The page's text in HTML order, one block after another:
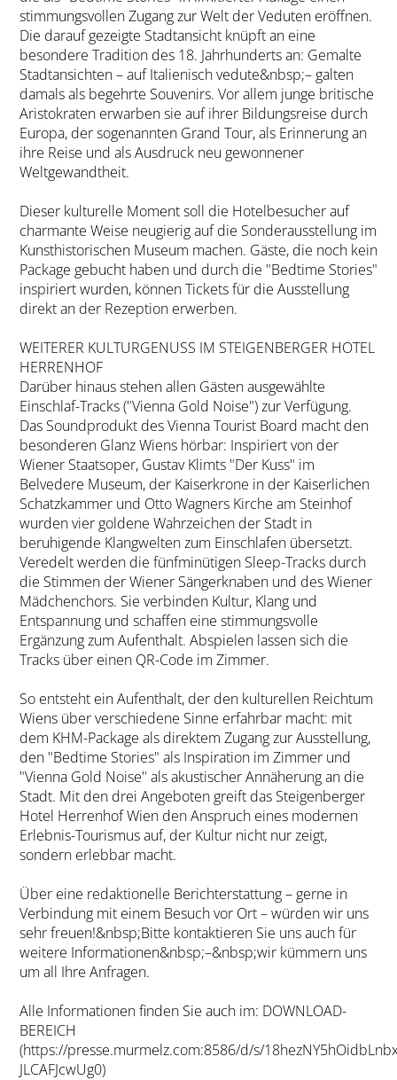
stimmungsvollen Zugang zur Welt der Veduten eröffnen.
Die darauf gezeigte Stadtansicht knüpft an eine
besondere Tradition des 18. Jahrhunderts an: Gemalte
Stadtansichten – auf Italienisch vedute&nbsp;– galten
damals als begehrte Souvenirs. Vor allem junge britische
Aristokraten erwarben sie auf ihrer Bildungsreise durch
Europa, der sogenannten Grand Tour, als Erinnerung an
ihre Reise und als Ausdruck neu gewonnener
Weltgewandtheit.
Dieser kulturelle Moment soll die Hotelbesucher auf
charmante Weise neugierig auf die Sonderausstellung im
Kunsthistorischen Museum machen. Gäste, die noch kein
Package gebucht haben und durch die "Bedtime Stories"
inspiriert wurden, können Tickets für die Ausstellung
direkt an der Rezeption erwerben.
WEITERER KULTURGENUSS IM STEIGENBERGER HOTEL
HERRENHOF
Darüber hinaus stehen allen Gästen ausgewählte
Einschlaf-Tracks ("Vienna Gold Noise") zur Verfügung.
Das Soundprodukt des Vienna Tourist Board macht den
besonderen Glanz Wiens hörbar: Inspiriert von der
Wiener Staatsoper, Gustav Klimts "Der Kuss" im
Belvedere Museum, der Kaiserkrone in der Kaiserlichen
Schatzkammer und Otto Wagners Kirche am Steinhof
wurden vier goldene Wahrzeichen der Stadt in
beruhigende Klangwelten zum Einschlafen übersetzt.
Veredelt werden die fünfminütigen Sleep-Tracks durch
die Stimmen der Wiener Sängerknaben und des Wiener
Mädchenchors. Sie verbinden Kultur, Klang und
Entspannung und schaffen eine stimmungsvolle
Ergänzung zum Aufenthalt. Abspielen lassen sich die
Tracks über einen QR-Code im Zimmer.
So entsteht ein Aufenthalt, der den kulturellen Reichtum
Wiens über verschiedene Sinne erfahrbar macht: mit
dem KHM-Package als direktem Zugang zur Ausstellung,
den "Bedtime Stories" als Inspiration im Zimmer und
"Vienna Gold Noise" als akustischer Annäherung an die
Stadt. Mit den drei Angeboten greift das Steigenberger
Hotel Herrenhof Wien den Anspruch eines modernen
Erlebnis-Tourismus auf, der Kultur nicht nur zeigt,
sondern erlebbar macht.
Über eine redaktionelle Berichterstattung – gerne in
Verbindung mit einem Besuch vor Ort – würden wir uns
sehr freuen!&nbsp;Bitte kontaktieren Sie uns auch für
weitere Informationen&nbsp;–&nbsp;wir kümmern uns
um all Ihre Anfragen.
Alle Informationen finden Sie auch im: DOWNLOAD-
BEREICH
(https://presse.murmelz.com:8586/d/s/
JLCAFJcwUg0)